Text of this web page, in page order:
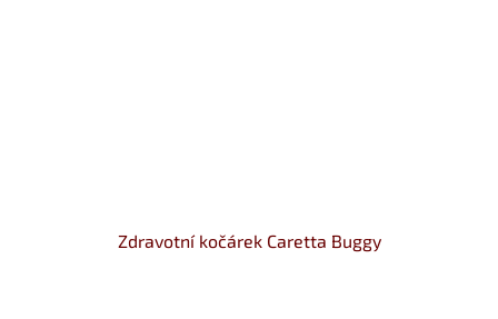
Zdravotní kočárek Caretta Buggy